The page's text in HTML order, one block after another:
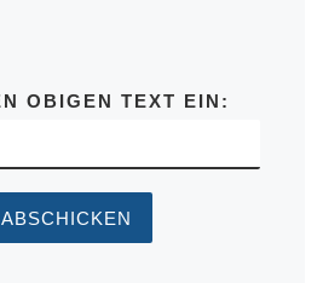
OBIGEN TEXT EIN: